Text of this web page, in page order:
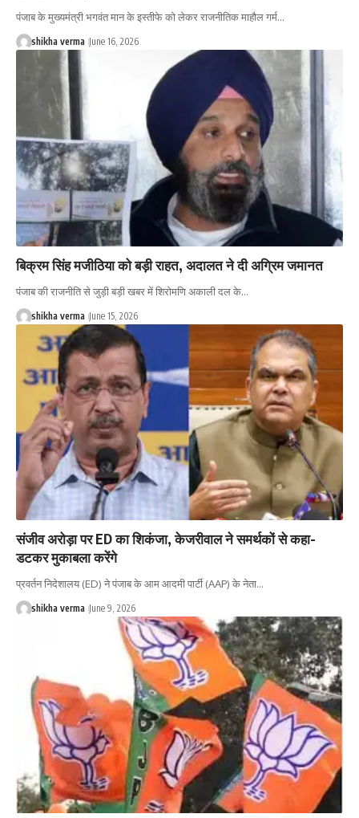
पंजाब के मुख्यमंत्री भगवंत मान के इस्तीफे को लेकर राजनीतिक माहौल गर्म…
shikha verma June 16, 2026
बिक्रम सिंह मजीठिया को बड़ी राहत, अदालत ने दी अग्रिम जमानत
पंजाब की राजनीति से जुड़ी बड़ी खबर में शिरोमणि अकाली दल के…
shikha verma June 15, 2026
संजीव अरोड़ा पर ED का शिकंजा, केजरीवाल ने समर्थकों से कहा-
डटकर मुकाबला करेंगे
प्रवर्तन निदेशालय (ED) ने पंजाब के आम आदमी पार्टी (AAP) के नेता…
shikha verma June 9, 2026